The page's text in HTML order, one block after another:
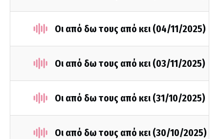
Οι από δω τους από κει (04/11/2025)
Οι από δω τους από κει (03/11/2025)
Οι από δω τους από κει (31/10/2025)
Οι από δω τους από κει (30/10/2025)